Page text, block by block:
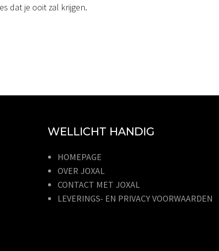
dat je ooit zal krijgen.
WELLICHT HANDIG
HOMEPAGE
OVER JOXAL
CONTACT MET JOXAL
LEVERINGS- EN PRIVACY VOORWAARDEN